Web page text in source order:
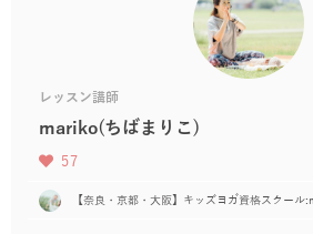
レッスン講師
mariko(ちばまりこ)
57
【奈良・京都・大阪】キッズヨガ資格スクール